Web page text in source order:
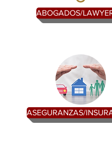
ABOGADOS/
ASEGURANZAS/